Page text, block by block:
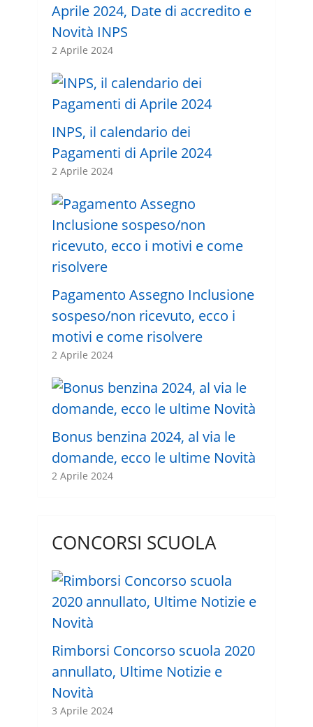
Aprile 2024, Date di accredito e
Novità INPS
2 Aprile 2024
INPS, il calendario dei
Pagamenti di Aprile 2024
2 Aprile 2024
Pagamento Assegno Inclusione
sospeso/non ricevuto, ecco i
motivi e come risolvere
2 Aprile 2024
Bonus benzina 2024, al via le
domande, ecco le ultime Novità
2 Aprile 2024
CONCORSI SCUOLA
Rimborsi Concorso scuola 2020
annullato, Ultime Notizie e
Novità
3 Aprile 2024